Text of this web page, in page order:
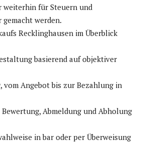
weiterhin für Steuern und
werden.
Recklinghausen im Überblick
basierend auf objektiver
vom Angebot bis zur Bezahlung in
Abmeldung und Abholung
in bar oder per Überweisung